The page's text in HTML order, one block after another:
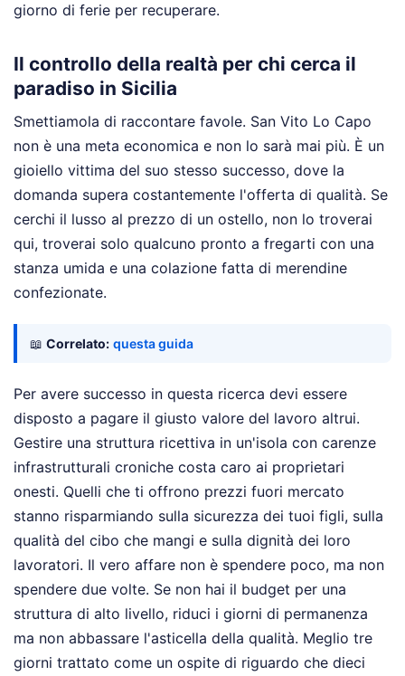
giorno di ferie per recuperare.
Il controllo della realtà per chi cerca il
paradiso in Sicilia
Smettiamola di raccontare favole. San Vito Lo Capo
non è una meta economica e non lo sarà mai più. È un
gioiello vittima del suo stesso successo, dove la
domanda supera costantemente l'offerta di qualità. Se
cerchi il lusso al prezzo di un ostello, non lo troverai
qui, troverai solo qualcuno pronto a fregarti con una
stanza umida e una colazione fatta di merendine
confezionate.
📖 Correlato: questa guida
Per avere successo in questa ricerca devi essere
disposto a pagare il giusto valore del lavoro altrui.
Gestire una struttura ricettiva in un'isola con carenze
infrastrutturali croniche costa caro ai proprietari
onesti. Quelli che ti offrono prezzi fuori mercato
stanno risparmiando sulla sicurezza dei tuoi figli, sulla
qualità del cibo che mangi e sulla dignità dei loro
lavoratori. Il vero affare non è spendere poco, ma non
spendere due volte. Se non hai il budget per una
struttura di alto livello, riduci i giorni di permanenza
ma non abbassare l'asticella della qualità. Meglio tre
giorni trattato come un ospite di riguardo che dieci